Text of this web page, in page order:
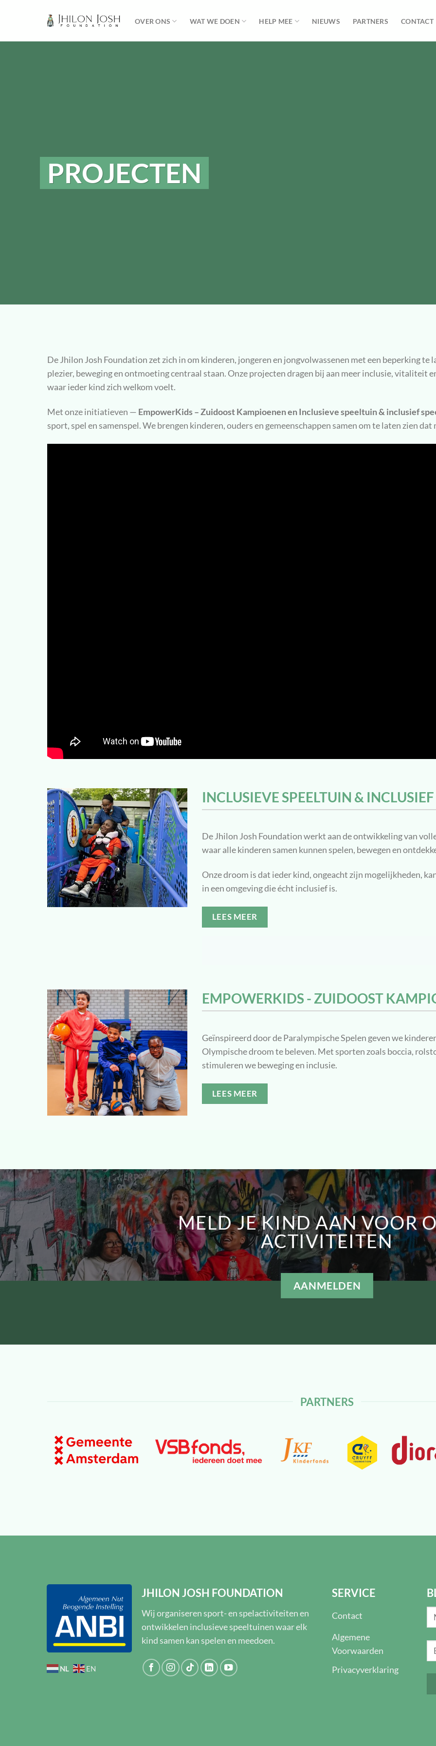
OVER ONS WAT WE DOEN HELP MEE NIEUWS PARTNERS CONTACT
PROJECTEN
De Jhilon Josh Foundation zet zich in om kinderen, jongeren en jongvolwassenen met een beperking te
plezier, beweging en ontmoeting centraal staan. Onze projecten dragen bij aan meer inclusie, vitaliteit
waar ieder kind zich welkom voelt.
Met onze initiatieven — EmpowerKids – Zuidoost Kampioenen en Inclusieve speeltuin & inclusief
sport, spel en samenspel. We brengen kinderen, ouders en gemeenschappen samen om te laten zien
INCLUSIEVE SPEELTUIN & INCLUSIEF
De Jhilon Josh Foundation werkt aan de ontwikkeling van
waar alle kinderen samen kunnen spelen, bewegen en
Onze droom is dat ieder kind, ongeacht zijn mogelijkheden,
in een omgeving die écht inclusief is.
LEES MEER
EMPOWERKIDS - ZUIDOOST
Geïnspireerd door de Paralympische Spelen geven we
Olympische droom te beleven. Met sporten zoals boccia,
stimuleren we beweging en inclusie.
LEES MEER
MELD JE KIND AAN VOOR
ACTIVITEITEN
AANMELDEN
PARTNERS
NL EN
JHILON JOSH FOUNDATION
Wij organiseren sport- en spelactiviteiten en
ontwikkelen inclusieve speeltuinen waar elk
kind samen kan spelen en meedoen.
SERVICE
Contact
Algemene
Voorwaarden
Privacyverklaring